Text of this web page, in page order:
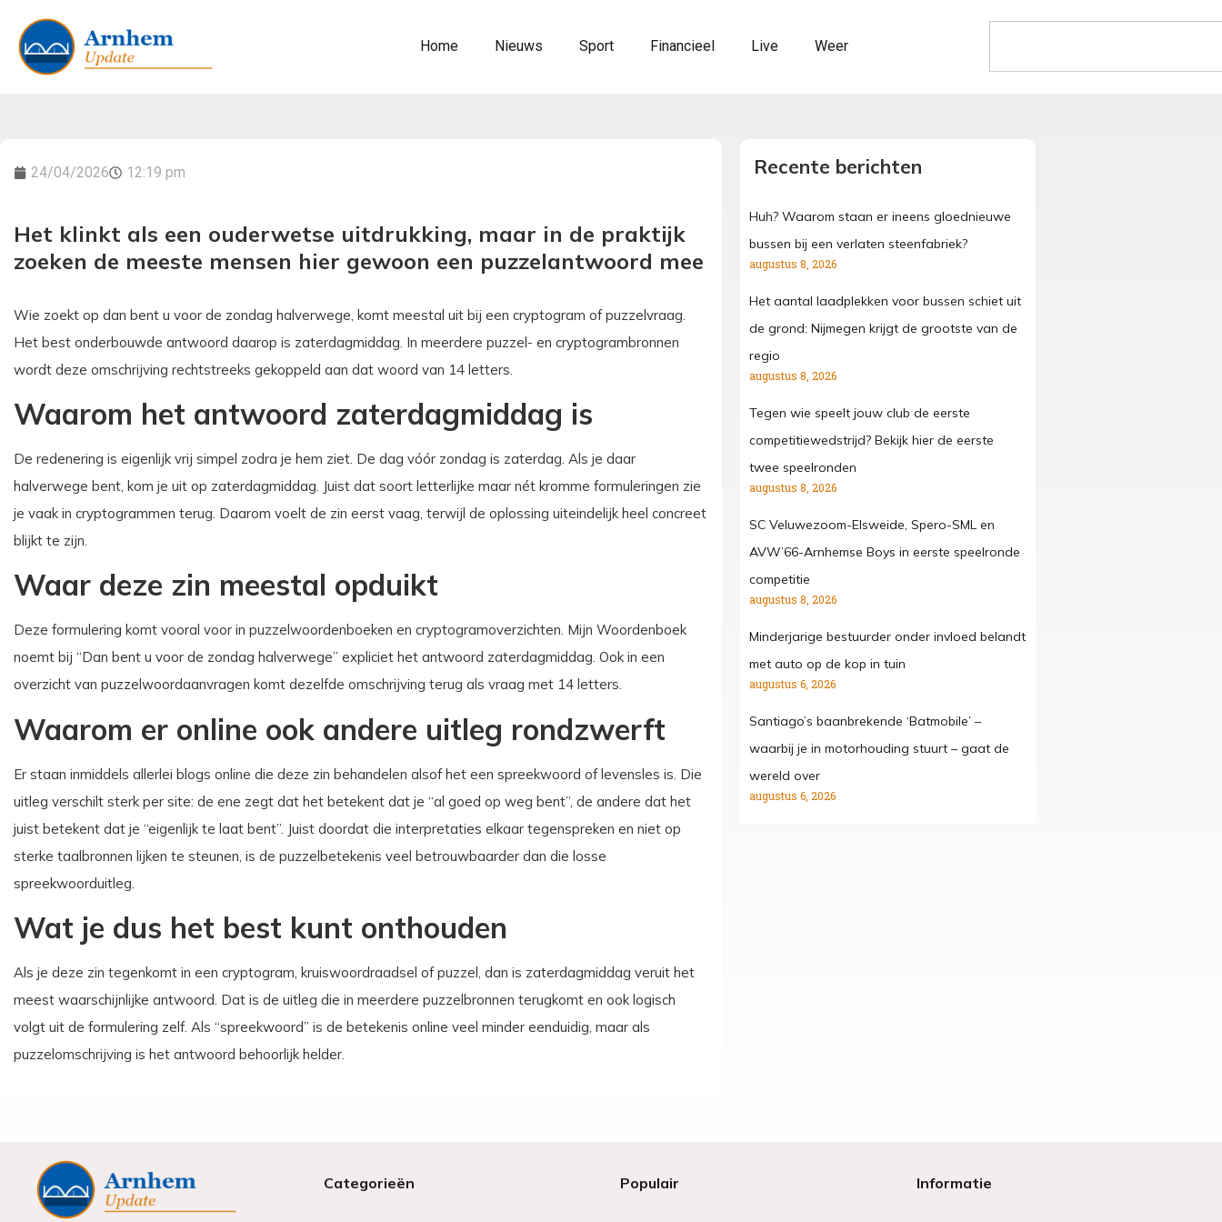
Home Nieuws Sport Financieel Live Weer
24/04/2026 12:19 pm
Het klinkt als een ouderwetse uitdrukking, maar in de praktijk
zoeken de meeste mensen hier gewoon een puzzelantwoord mee
Wie zoekt op dan bent u voor de zondag halverwege, komt meestal uit bij een cryptogram of puzzelvraag.
Het best onderbouwde antwoord daarop is zaterdagmiddag. In meerdere puzzel- en cryptogrambronnen
wordt deze omschrijving rechtstreeks gekoppeld aan dat woord van 14 letters.
Waarom het antwoord zaterdagmiddag is
De redenering is eigenlijk vrij simpel zodra je hem ziet. De dag vóór zondag is zaterdag. Als je daar
halverwege bent, kom je uit op zaterdagmiddag. Juist dat soort letterlijke maar nét kromme formuleringen zie
je vaak in cryptogrammen terug. Daarom voelt de zin eerst vaag, terwijl de oplossing uiteindelijk heel concreet
blijkt te zijn.
Waar deze zin meestal opduikt
Deze formulering komt vooral voor in puzzelwoordenboeken en cryptogramoverzichten. Mijn Woordenboek
noemt bij “Dan bent u voor de zondag halverwege” expliciet het antwoord zaterdagmiddag. Ook in een
overzicht van puzzelwoordaanvragen komt dezelfde omschrijving terug als vraag met 14 letters.
Waarom er online ook andere uitleg rondzwerft
Er staan inmiddels allerlei blogs online die deze zin behandelen alsof het een spreekwoord of levensles is. Die
uitleg verschilt sterk per site: de ene zegt dat het betekent dat je “al goed op weg bent”, de andere dat het
juist betekent dat je “eigenlijk te laat bent”. Juist doordat die interpretaties elkaar tegenspreken en niet op
sterke taalbronnen lijken te steunen, is de puzzelbetekenis veel betrouwbaarder dan die losse
spreekwoorduitleg.
Wat je dus het best kunt onthouden
Als je deze zin tegenkomt in een cryptogram, kruiswoordraadsel of puzzel, dan is zaterdagmiddag veruit het
meest waarschijnlijke antwoord. Dat is de uitleg die in meerdere puzzelbronnen terugkomt en ook logisch
volgt uit de formulering zelf. Als “spreekwoord” is de betekenis online veel minder eenduidig, maar als
puzzelomschrijving is het antwoord behoorlijk helder.
Recente berichten
Huh? Waarom staan er ineens gloednieuwe
bussen bij een verlaten steenfabriek?
augustus 8, 2026
Het aantal laadplekken voor bussen schiet uit
de grond: Nijmegen krijgt de grootste van de
regio
augustus 8, 2026
Tegen wie speelt jouw club de eerste
competitiewedstrijd? Bekijk hier de eerste
twee speelronden
augustus 8, 2026
SC Veluwezoom-Elsweide, Spero-SML en
AVW’66-Arnhemse Boys in eerste speelronde
competitie
augustus 8, 2026
Minderjarige bestuurder onder invloed belandt
met auto op de kop in tuin
augustus 6, 2026
Santiago’s baanbrekende ‘Batmobile’ –
waarbij je in motorhouding stuurt – gaat de
wereld over
augustus 6, 2026
Categorieën Populair Informatie